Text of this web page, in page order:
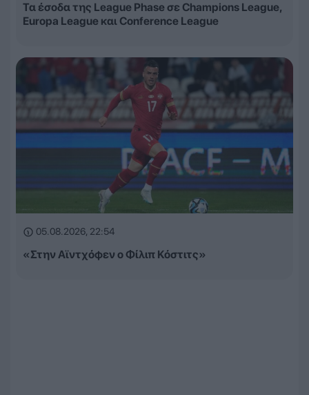
Τα έσοδα της League Phase σε Champions League,
Europa League και Conference League
05.08.2026, 22:54
«Στην Αϊντχόφεν ο Φίλιπ Κόστιτς»